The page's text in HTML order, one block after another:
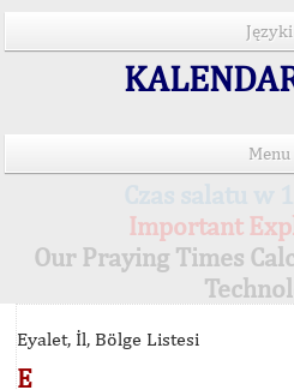
Języki
Menu
Important
Our Praying Times
Eyalet, İl, Bölge Listesi
E